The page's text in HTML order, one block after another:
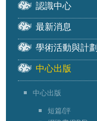
認識中心
最新消息
學術活動與計劃
中心出版
中心出版
短篇/評